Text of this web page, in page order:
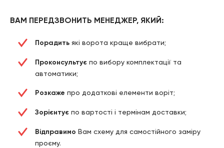
ВАМ ПЕРЕДЗВОНИТЬ МЕНЕДЖЕР, ЯКИЙ:
Порадить які ворота краще вибрати;
Проконсультує по вибору комплектації та
автоматики;
Розкаже про додаткові елементи воріт;
Зорієнтує по вартості і термінам доставки;
Відправимо Вам схему для самостійного заміру
проєму.